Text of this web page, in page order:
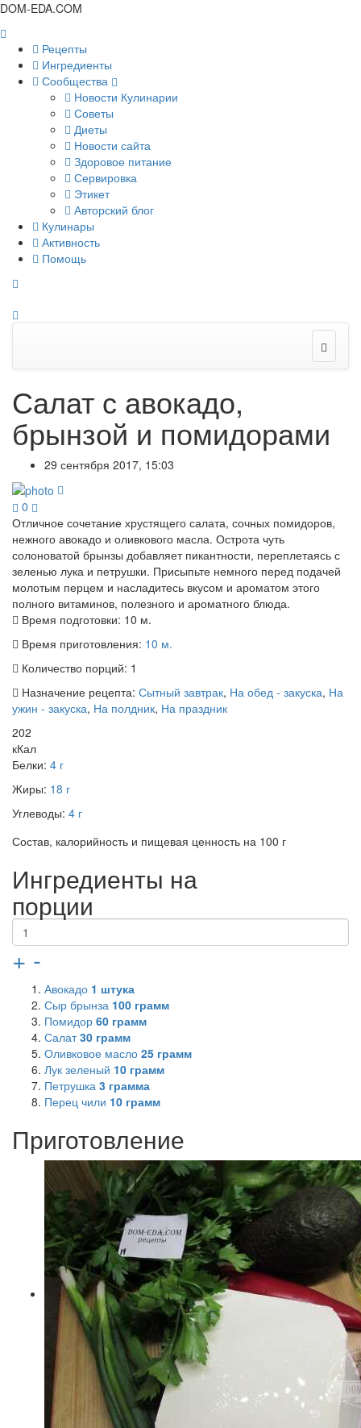
DOM-EDA.COM
Рецепты
Ингредиенты
Сообщества
Новости Кулинарии
Советы
Диеты
Новости сайта
Здоровое питание
Сервировка
Этикет
Авторский блог
Кулинары
Активность
Помощь
Салат с авокадо,
брынзой и помидорами
29 сентября 2017, 15:03
0
Отличное сочетание хрустящего салата, сочных помидоров,
нежного авокадо и оливкового масла. Острота чуть
солоноватой брынзы добавляет пикантности, переплетаясь с
зеленью лука и петрушки. Присыпьте немного перед подачей
молотым перцем и насладитесь вкусом и ароматом этого
полного витаминов, полезного и ароматного блюда.
Время подготовки: 10 м.
Время приготовления: 10 м.
Количество порций: 1
Назначение рецепта: Сытный завтрак, На обед - закуска, На
ужин - закуска, На полдник, На праздник
202
кКал
Белки: 4 г
Жиры: 18 г
Углеводы: 4 г
Состав, калорийность и пищевая ценность на 100 г
Ингредиенты на
порции
+ -
Авокадо 1 штука
Сыр брынза 100 грамм
Помидор 60 грамм
Салат30 грамм
Оливковое масло 25 грамм
Лук зеленый 10 грамм
Петрушка 3 грамма
Перец чили 10 грамм
Приготовление